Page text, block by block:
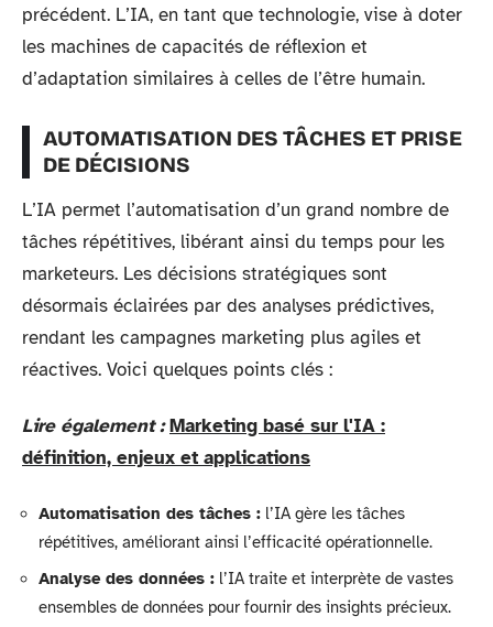
précédent. L’IA, en tant que technologie, vise à doter
les machines de capacités de réflexion et
d’adaptation similaires à celles de l’être humain.
AUTOMATISATION DES TÂCHES ET PRISE
DE DÉCISIONS
L’IA permet l’automatisation d’un grand nombre de
tâches répétitives, libérant ainsi du temps pour les
marketeurs. Les décisions stratégiques sont
désormais éclairées par des analyses prédictives,
rendant les campagnes marketing plus agiles et
réactives. Voici quelques points clés :
Lire également : Marketing basé sur l'IA :
définition, enjeux et applications
Automatisation des tâches : l’IA gère les tâches
répétitives, améliorant ainsi l’efficacité opérationnelle.
Analyse des données : l’IA traite et interprète de vastes
ensembles de données pour fournir des insights précieux.